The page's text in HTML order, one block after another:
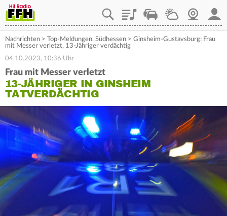
PlaylistStaupilotWetterWebcam
Nachrichten > Top-Meldungen, Südhessen > Ginsheim-Gustavsburg: Frau
mit Messer verletzt, 13-Jähriger verdächtig
04.10.2023, 10:36 Uhr
Frau mit Messer verletzt
13-JÄHRIGER IN GINSHEIM
TATVERDÄCHTIG